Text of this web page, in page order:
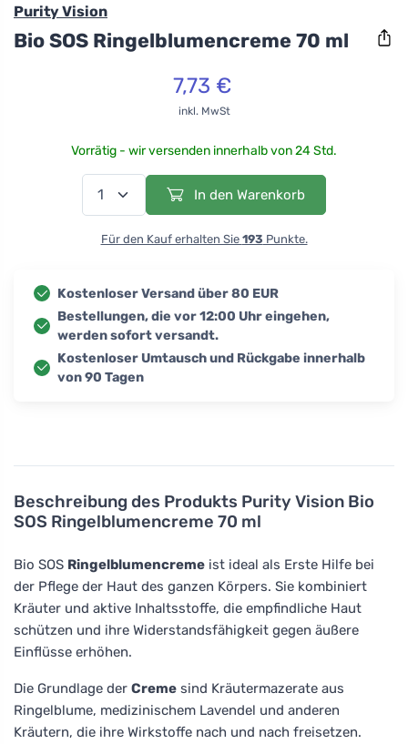
Beschreibung des Produkts Purity Vision Bio
SOS Ringelblumencreme 70 ml
Bio SOS Ringelblumencreme ist ideal als Erste Hilfe bei
der Pflege der Haut des ganzen Körpers. Sie kombiniert
Kräuter und aktive Inhaltsstoffe, die empfindliche Haut
schützen und ihre Widerstandsfähigkeit gegen äußere
Einflüsse erhöhen.
Die Grundlage der Creme sind Kräutermazerate aus
Ringelblume, medizinischem Lavendel und anderen
Kräutern, die ihre Wirkstoffe nach und nach freisetzen.
Purity Vision
Bio SOS Ringelblumencreme 70 ml
7,73 €
inkl. MwSt
Vorrätig - wir versenden innerhalb von 24 Std.
In den Warenkorb
Für den Kauf erhalten Sie 193 Punkte.
Kostenloser Versand über 80 EUR
Bestellungen, die vor 12:00 Uhr eingehen,
werden sofort versandt.
Kostenloser Umtausch und Rückgabe innerhalb
von 90 Tagen